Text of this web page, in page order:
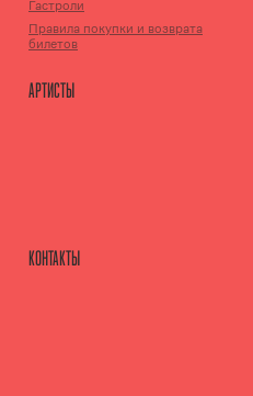
Гастроли
Правила покупки и возврата
билетов
АРТИСТЫ
КОНТАКТЫ